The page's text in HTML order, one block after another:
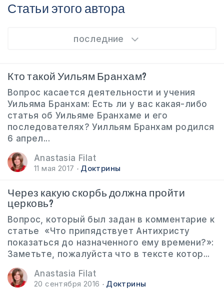
Статьи этого автора
последние
Кто такой Уильям Бранхам?
Вопрос касается деятельности и учения
Уильяма Бранхам: Есть ли у вас какая-либо
статья об Уильяме Бранхаме и его
последователях? Уилльям Бранхам родился
6 апрел...
Anastasia Filat
11 мая 2017 Доктрины
Через какую скорбь должна пройти
церковь?
Вопрос, который был задан в комментарие к
статье «Что припядствует Антихристу
показаться до назначенного ему времени?»:
Заметьте, пожалуйста что в тексте котор...
Anastasia Filat
20 сентября 2016 Доктрины